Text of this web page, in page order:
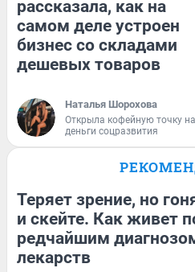
рассказала, как на
самом деле устроен
бизнес со складами
дешевых товаров
Наталья Шорохова
Открыла кофейную точку на
деньги соцразвития
Теряет зрение, но
и скейте. Как живет
редчайшим
лекарств